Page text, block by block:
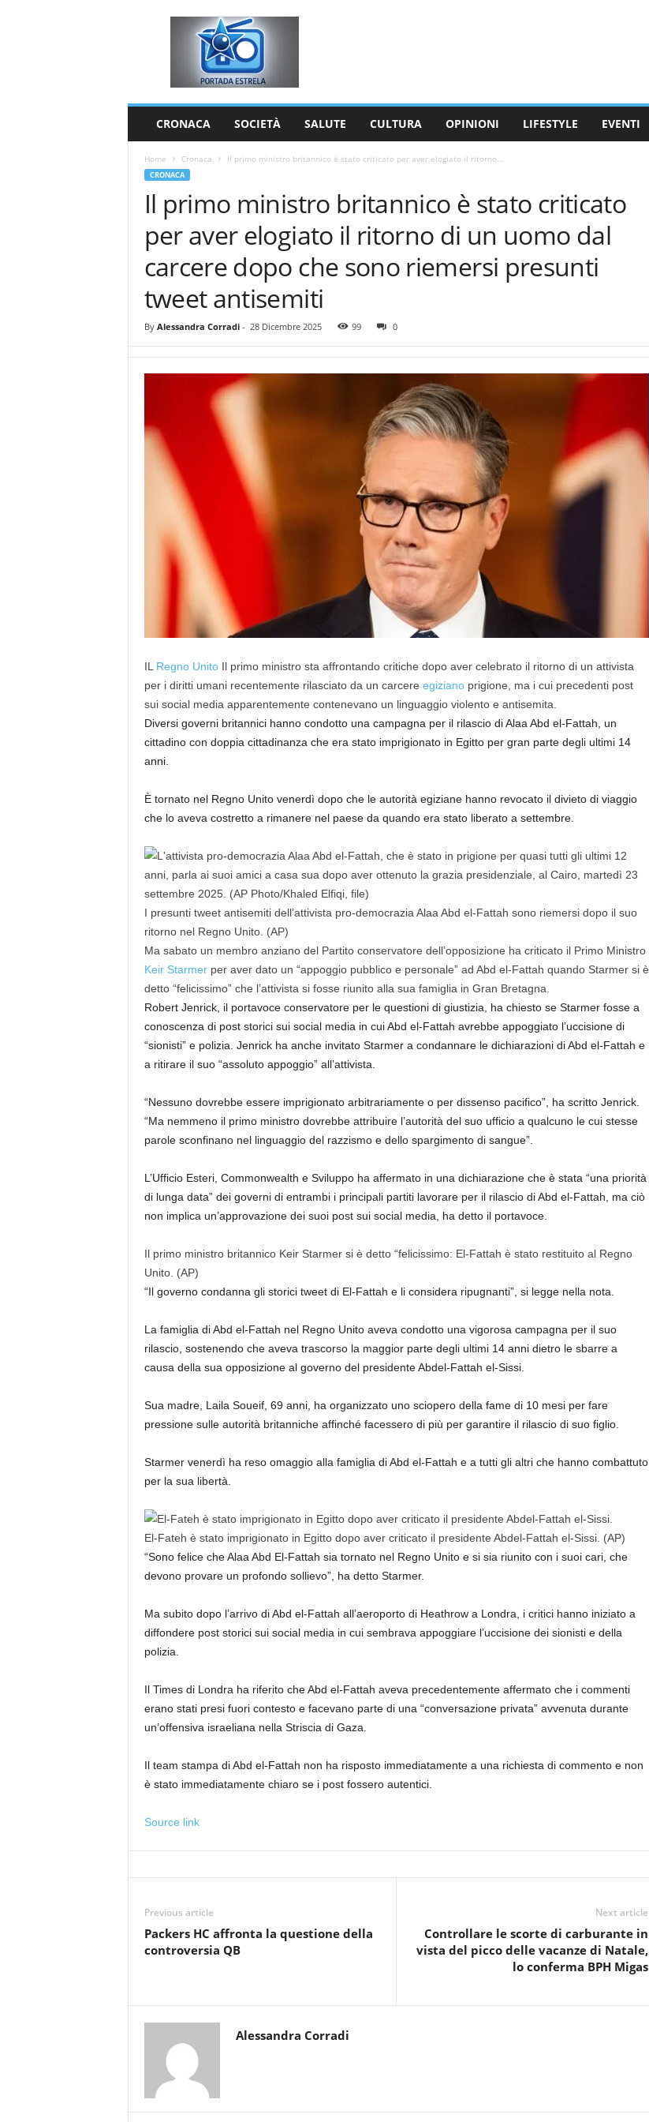
CRONACA SOCIETÀ SALUTE CULTURA OPINIONI LIFESTYLE EVENTI
Home Cronaca Il primo ministro britannico è stato criticato per aver elogiato il ritorno...
CRONACA
Il primo ministro britannico è stato criticato
per aver elogiato il ritorno di un uomo dal
carcere dopo che sono riemersi presunti
tweet antisemiti
By Alessandra Corradi- 28 Dicembre 2025 99 0
IL Regno UnitoIl primo ministro sta affrontando critiche dopo aver celebrato il ritorno di un attivista
per i diritti umani recentemente rilasciato da un carcere egizianoprigione, ma i cui precedenti post
sui social media apparentemente contenevano un linguaggio violento e antisemita.
Diversi governi britannici hanno condotto una campagna per il rilascio di Alaa Abd el-Fattah, un
cittadino con doppia cittadinanza che era stato imprigionato in Egitto per gran parte degli ultimi 14
anni.
È tornato nel Regno Unito venerdì dopo che le autorità egiziane hanno revocato il divieto di viaggio
che lo aveva costretto a rimanere nel paese da quando era stato liberato a settembre.
I presunti tweet antisemiti dell’attivista pro-democrazia Alaa Abd el-Fattah sono riemersi dopo il suo
ritorno nel Regno Unito. (AP)
Ma sabato un membro anziano del Partito conservatore dell’opposizione ha criticato il Primo Ministro
Keir Starmerper aver dato un “appoggio pubblico e personale” ad Abd el-Fattah quando Starmer si è
detto “felicissimo” che l’attivista si fosse riunito alla sua famiglia in Gran Bretagna.
Robert Jenrick, il portavoce conservatore per le questioni di giustizia, ha chiesto se Starmer fosse a
conoscenza di post storici sui social media in cui Abd el-Fattah avrebbe appoggiato l’uccisione di
“sionisti” e polizia. Jenrick ha anche invitato Starmer a condannare le dichiarazioni di Abd el-Fattah e
a ritirare il suo “assoluto appoggio” all’attivista.
“Nessuno dovrebbe essere imprigionato arbitrariamente o per dissenso pacifico”, ha scritto Jenrick.
“Ma nemmeno il primo ministro dovrebbe attribuire l’autorità del suo ufficio a qualcuno le cui stesse
parole sconfinano nel linguaggio del razzismo e dello spargimento di sangue”.
L’Ufficio Esteri, Commonwealth e Sviluppo ha affermato in una dichiarazione che è stata “una priorità
di lunga data” dei governi di entrambi i principali partiti lavorare per il rilascio di Abd el-Fattah, ma ciò
non implica un’approvazione dei suoi post sui social media, ha detto il portavoce.
Il primo ministro britannico Keir Starmer si è detto “felicissimo: El-Fattah è stato restituito al Regno
Unito. (AP)
“Il governo condanna gli storici tweet di El-Fattah e li considera ripugnanti”, si legge nella nota.
La famiglia di Abd el-Fattah nel Regno Unito aveva condotto una vigorosa campagna per il suo
rilascio, sostenendo che aveva trascorso la maggior parte degli ultimi 14 anni dietro le sbarre a
causa della sua opposizione al governo del presidente Abdel-Fattah el-Sissi.
Sua madre, Laila Soueif, 69 anni, ha organizzato uno sciopero della fame di 10 mesi per fare
pressione sulle autorità britanniche affinché facessero di più per garantire il rilascio di suo figlio.
Starmer venerdì ha reso omaggio alla famiglia di Abd el-Fattah e a tutti gli altri che hanno combattuto
per la sua libertà.
El-Fateh è stato imprigionato in Egitto dopo aver criticato il presidente Abdel-Fattah el-Sissi. (AP)
“Sono felice che Alaa Abd El-Fattah sia tornato nel Regno Unito e si sia riunito con i suoi cari, che
devono provare un profondo sollievo”, ha detto Starmer.
Ma subito dopo l’arrivo di Abd el-Fattah all’aeroporto di Heathrow a Londra, i critici hanno iniziato a
diffondere post storici sui social media in cui sembrava appoggiare l’uccisione dei sionisti e della
polizia.
Il Times di Londra ha riferito che Abd el-Fattah aveva precedentemente affermato che i commenti
erano stati presi fuori contesto e facevano parte di una “conversazione privata” avvenuta durante
un’offensiva israeliana nella Striscia di Gaza.
Il team stampa di Abd el-Fattah non ha risposto immediatamente a una richiesta di commento e non
è stato immediatamente chiaro se i post fossero autentici.
Source link
Previous article
Packers HC affronta la questione della
controversia QB
Next article
Controllare le scorte di carburante in
vista del picco delle vacanze di Natale,
lo conferma BPH Migas
Alessandra Corradi